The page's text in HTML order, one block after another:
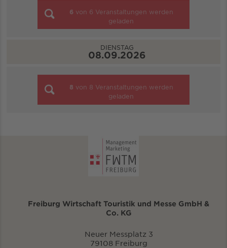
6 von 6 Veranstaltungen werden
geladen
DIENSTAG
08.09.2026
8 von 8 Veranstaltungen werden
geladen
Freiburg Wirtschaft Touristik und Messe GmbH &
Co. KG
Neuer Messplatz 3
79108 Freiburg